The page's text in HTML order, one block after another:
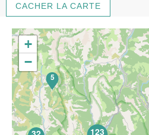
CACHER LA CARTE
5
123
+
−